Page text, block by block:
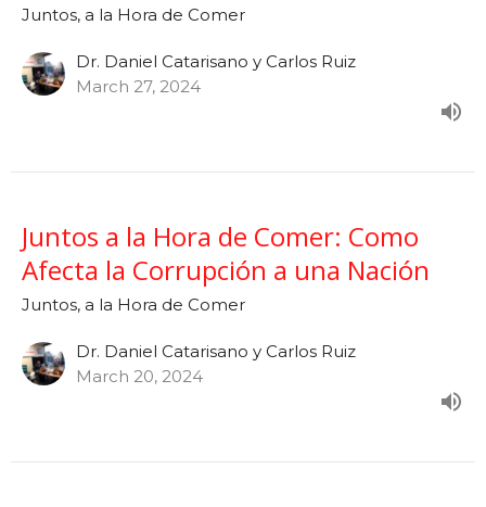
Juntos, a la Hora de Comer
Dr. Daniel Catarisano y Carlos Ruiz
March 27, 2024
Juntos a la Hora de Comer: Como
Afecta la Corrupción a una Nación
Juntos, a la Hora de Comer
Dr. Daniel Catarisano y Carlos Ruiz
March 20, 2024